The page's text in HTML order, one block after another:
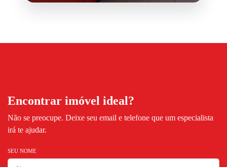
Encontrar imóvel ideal?
Não se preocupe. Deixe seu email e telefone que um especialista
irá te ajudar.
SEU NOME